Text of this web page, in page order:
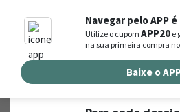
Navegar pelo APP
Utilize o cupomAPP20 e
na sua primeira compra
Baixe o
Busca de produtos
Buscar por endereço de entrega